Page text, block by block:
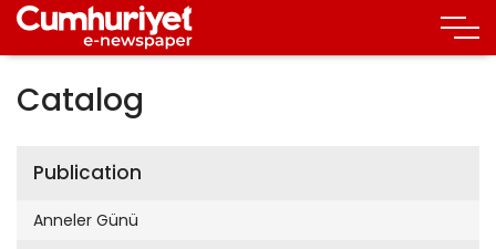
Catalog
Publication
Anneler Günü